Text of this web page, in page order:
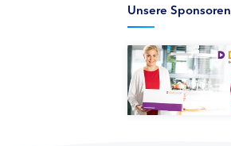
Unsere Sponsoren